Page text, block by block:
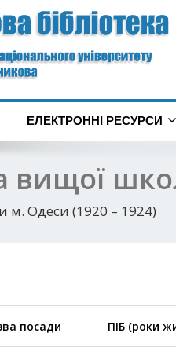
ЕЛЕКТРОННІ РЕСУРСИ
вищої
м. Одеси (1920 – 1924)
посади ПІБ (роки